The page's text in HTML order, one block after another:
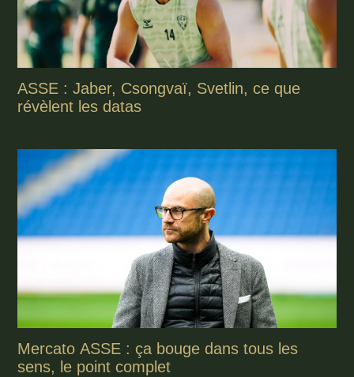
ASSE : Jaber, Csongvaï, Svetlin, ce que
révèlent les datas
Mercato ASSE : ça bouge dans tous les
sens, le point complet